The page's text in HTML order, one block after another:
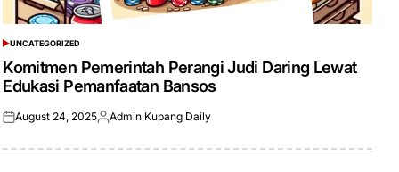
POSTED
IN
UNCATEGORIZED
Komitmen Pemerintah Perangi Judi Daring Lewat
Edukasi Pemanfaatan Bansos
Posted
August 24, 2025Posted
Admin Kupang Daily